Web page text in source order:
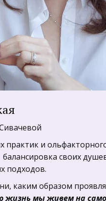
практик и
своих
подходов.
каким образом
жизнь мы живем на